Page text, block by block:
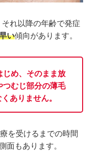
れ以降の年齢で発症
い傾向があります。
め、そのまま放
つむじ部分の薄毛
ありません。
を受けるまでの時間
面もあります。